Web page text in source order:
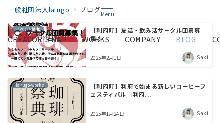
Menu
CREATOR’S MAP WORKS COMPANY BLOG
一般社団法人larugo ブログ
イベント情報
【利府町】友活・飲み活サークル団員募
集！
2025年2月1日 Saki
larugo-works
【利府町】利府で始まる新しいコーヒーフ
ェスティバル［利府...
2025年1月24日 Saki